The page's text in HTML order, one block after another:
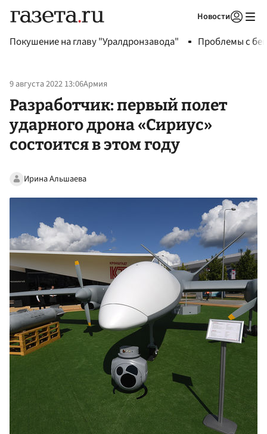
Новости
Покушение на главу "Уралдронзавода" Проблемы с
9 августа 2022 13:06Армия
Разработчик: первый полет
ударного дрона «Сириус»
состоится в этом году
Ирина Альшаева